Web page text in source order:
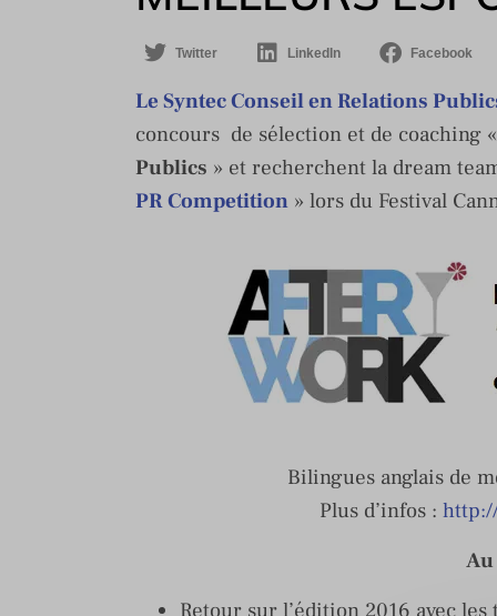
Twitter LinkedIn Facebook
Le Syntec Conseil en Relations
concours de sélection et de coaching «
Publics » et recherchent la dream
PR Competition » lors du Festival
Bilingues anglais de
Plus d’infos :
Retour sur l’édition 2016 avec